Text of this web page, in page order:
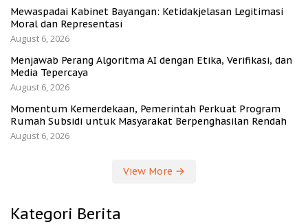
Mewaspadai Kabinet Bayangan: Ketidakjelasan Legitimasi
Moral dan Representasi
August 6, 2026
Menjawab Perang Algoritma AI dengan Etika, Verifikasi, dan
Media Tepercaya
August 6, 2026
Momentum Kemerdekaan, Pemerintah Perkuat Program
Rumah Subsidi untuk Masyarakat Berpenghasilan Rendah
August 6, 2026
View More
Kategori Berita